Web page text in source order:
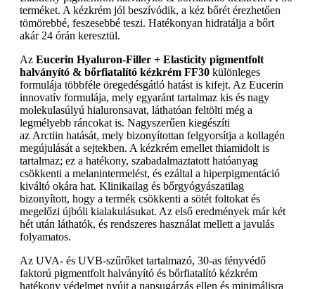
terméket. A kézkrém jól beszívódik, a kéz bőrét érezhetően
tömörebbé, feszesebbé teszi. Hatékonyan hidratálja a bőrt
akár 24 órán keresztül.
Az Eucerin Hyaluron-Filler + Elasticity pigmentfolt
halványító & bőrfiatalító kézkrém FF30 különleges
formulája többféle öregedésgátló hatást is kifejt. Az Eucerin
innovatív formulája, mely egyaránt tartalmaz kis és nagy
molekulasúlyú hialuronsavat, láthatóan feltölti még a
legmélyebb ráncokat is. Nagyszerűen kiegészíti
az Arctiin hatását, mely bizonyítottan felgyorsítja a kollagén
megújulását a sejtekben. A kézkrém emellet thiamidolt is
tartalmaz; ez a hatékony, szabadalmaztatott hatóanyag
csökkenti a melanintermelést, és ezáltal a hiperpigmentáció
kiváltó okára hat. Klinikailag és bőrgyógyászatilag
bizonyított, hogy a termék csökkenti a sötét foltokat és
megelőzi újbóli kialakulásukat. Az első eredmények már két
hét után láthatók, és rendszeres használat mellett a javulás
folyamatos.
Az UVA- és UVB-szűrőket tartalmazó, 30-as fényvédő
faktorú pigmentfolt halványító és bőrfiatalító kézkrém
hatékony védelmet nyújt a napsugárzás ellen és minimálisra